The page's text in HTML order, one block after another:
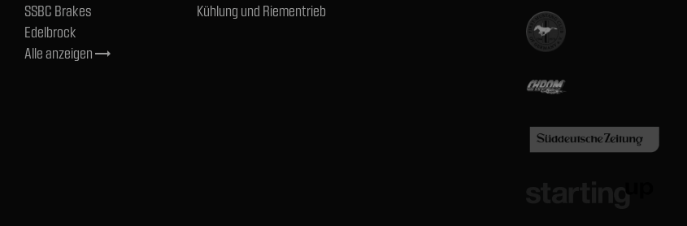
SSBC Brakes
Edelbrock
Alle anzeigentrending_flat
Kühlung und Riementrieb